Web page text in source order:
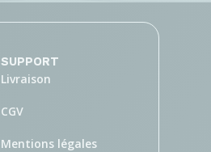
SUPPORT
Livraison
CGV
Mentions légales